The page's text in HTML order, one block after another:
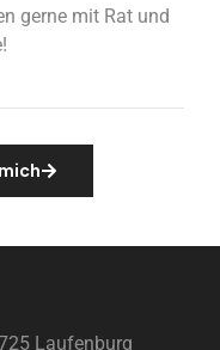
gerne mit Rat und
Laufenburg